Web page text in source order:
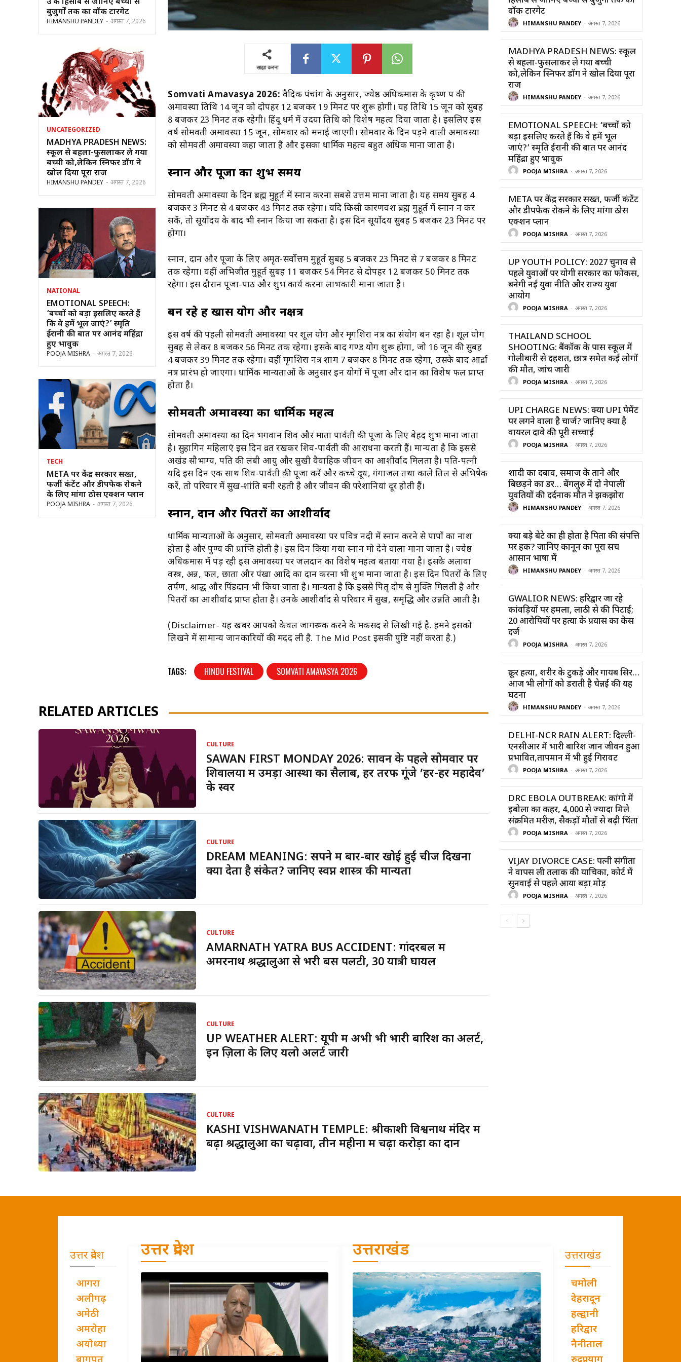
उम्र के हिसाब से जानिए बच्चों से
बुजुर्गों तक का वॉक टारगेट
HIMANSHU PANDEY - अगस्त 7, 2026
UNCATEGORIZED
MADHYA PRADESH NEWS:
स्कूल से बहला-फुसलाकर ले गया
बच्ची को,लेकिन स्निफर डॉग ने
खोल दिया पूरा राज
HIMANSHU PANDEY - अगस्त 7, 2026
NATIONAL
EMOTIONAL SPEECH:
‘बच्चों को बड़ा इसलिए करते हैं
कि वे हमें भूल जाएं?’ स्मृति
ईरानी की बात पर आनंद महिंद्रा
हुए भावुक
POOJA MISHRA - अगस्त 7, 2026
TECH
META पर केंद्र सरकार सख्त,
फर्जी कंटेंट और डीपफेक रोकने
के लिए मांगा ठोस एक्शन प्लान
POOJA MISHRA - अगस्त 7, 2026
साझा करना
Somvati Amavasya 2026: वैदिक पंचांग के अनुसार, ज्येष्ठ अधिकमास के कृष्ण पक्ष की
अमावस्या तिथि 14 जून को दोपहर 12 बजकर 19 मिनट पर शुरू होगी। यह तिथि 15 जून को सुबह
8 बजकर 23 मिनट तक रहेगी। हिंदू धर्म में उदया तिथि को विशेष महत्व दिया जाता है। इसलिए इस
वर्ष सोमवती अमावस्या 15 जून, सोमवार को मनाई जाएगी। सोमवार के दिन पड़ने वाली अमावस्या
को सोमवती अमावस्या कहा जाता है और इसका धार्मिक महत्व बहुत अधिक माना जाता है।
स्नान और पूजा का शुभ समय
सोमवती अमावस्या के दिन ब्रह्म मुहूर्त में स्नान करना सबसे उत्तम माना जाता है। यह समय सुबह 4
बजकर 3 मिनट से 4 बजकर 43 मिनट तक रहेगा। यदि किसी कारणवश ब्रह्म मुहूर्त में स्नान न कर
सकें, तो सूर्योदय के बाद भी स्नान किया जा सकता है। इस दिन सूर्योदय सुबह 5 बजकर 23 मिनट पर
होगा।
स्नान, दान और पूजा के लिए अमृत-सर्वोत्तम मुहूर्त सुबह 5 बजकर 23 मिनट से 7 बजकर 8 मिनट
तक रहेगा। वहीं अभिजीत मुहूर्त सुबह 11 बजकर 54 मिनट से दोपहर 12 बजकर 50 मिनट तक
रहेगा। इस दौरान पूजा-पाठ और शुभ कार्य करना लाभकारी माना जाता है।
बन रहे हैं खास योग और नक्षत्र
इस वर्ष की पहली सोमवती अमावस्या पर शूल योग और मृगशिरा नक्षत्र का संयोग बन रहा है। शूल योग
सुबह से लेकर 8 बजकर 56 मिनट तक रहेगा। इसके बाद गण्ड योग शुरू होगा, जो 16 जून की सुबह
4 बजकर 39 मिनट तक रहेगा। वहीं मृगशिरा नक्षत्र शाम 7 बजकर 8 मिनट तक रहेगा, उसके बाद आर्द्रा
नक्षत्र प्रारंभ हो जाएगा। धार्मिक मान्यताओं के अनुसार इन योगों में पूजा और दान का विशेष फल प्राप्त
होता है।
सोमवती अमावस्या का धार्मिक महत्व
सोमवती अमावस्या का दिन भगवान शिव और माता पार्वती की पूजा के लिए बेहद शुभ माना जाता
है। सुहागिन महिलाएं इस दिन व्रत रखकर शिव-पार्वती की आराधना करती हैं। मान्यता है कि इससे
अखंड सौभाग्य, पति की लंबी आयु और सुखी वैवाहिक जीवन का आशीर्वाद मिलता है। पति-पत्नी
यदि इस दिन एक साथ शिव-पार्वती की पूजा करें और कच्चे दूध, गंगाजल तथा काले तिल से अभिषेक
करें, तो परिवार में सुख-शांति बनी रहती है और जीवन की परेशानियां दूर होती हैं।
स्नान, दान और पितरों का आशीर्वाद
धार्मिक मान्यताओं के अनुसार, सोमवती अमावस्या पर पवित्र नदी में स्नान करने से पापों का नाश
होता है और पुण्य की प्राप्ति होती है। इस दिन किया गया स्नान मोक्ष देने वाला माना जाता है। ज्येष्ठ
अधिकमास में पड़ रही इस अमावस्या पर जलदान का विशेष महत्व बताया गया है। इसके अलावा
वस्त्र, अन्न, फल, छाता और पंखा आदि का दान करना भी शुभ माना जाता है। इस दिन पितरों के लिए
तर्पण, श्राद्ध और पिंडदान भी किया जाता है। मान्यता है कि इससे पितृ दोष से मुक्ति मिलती है और
पितरों का आशीर्वाद प्राप्त होता है। उनके आशीर्वाद से परिवार में सुख, समृद्धि और उन्नति आती है।
(Disclaimer- यह खबर आपको केवल जागरूक करने के मकसद से लिखी गई है. हमने इसको
लिखने में सामान्य जानकारियों की मदद ली है. The Mid Post इसकी पुष्टि नहीं करता है.)
TAGS: HINDU FESTIVAL SOMVATI AMAVASYA 2026
RELATED ARTICLES
CULTURE
SAWAN FIRST MONDAY 2026: सावन के पहले सोमवार पर
शिवालयों में उमड़ा आस्था का सैलाब, हर तरफ गूंजे ‘हर-हर महादेव’
के स्वर
CULTURE
DREAM MEANING: सपने में बार-बार खोई हुई चीज दिखना
क्या देता है संकेत? जानिए स्वप्न शास्त्र की मान्यता
CULTURE
AMARNATH YATRA BUS ACCIDENT: गांदरबल में
अमरनाथ श्रद्धालुओं से भरी बस पलटी, 30 यात्री घायल
CULTURE
UP WEATHER ALERT: यूपी में अभी भी भारी बारिश का अलर्ट,
इन ज़िलों के लिए यलो अलर्ट जारी
CULTURE
KASHI VISHWANATH TEMPLE: श्रीकाशी विश्वनाथ मंदिर में
बढ़ा श्रद्धालुओं का चढ़ावा, तीन महीनों में चढ़ा करोड़ों का दान
वॉक टारगेट
HIMANSHU PANDEY - अगस्त 7, 2026
MADHYA PRADESH NEWS: स्कूल
से बहला-फुसलाकर ले गया बच्ची
को,लेकिन स्निफर डॉग ने खोल दिया पूरा
राज
HIMANSHU PANDEY - अगस्त 7, 2026
EMOTIONAL SPEECH: ‘बच्चों को
बड़ा इसलिए करते हैं कि वे हमें भूल
जाएं?’ स्मृति ईरानी की बात पर आनंद
महिंद्रा हुए भावुक
POOJA MISHRA - अगस्त 7, 2026
META पर केंद्र सरकार सख्त, फर्जी कंटेंट
और डीपफेक रोकने के लिए मांगा ठोस
एक्शन प्लान
POOJA MISHRA - अगस्त 7, 2026
UP YOUTH POLICY: 2027 चुनाव से
पहले युवाओं पर योगी सरकार का फोकस,
बनेगी नई युवा नीति और राज्य युवा
आयोग
POOJA MISHRA - अगस्त 7, 2026
THAILAND SCHOOL
SHOOTING: बैंकॉक के पास स्कूल में
गोलीबारी से दहशत, छात्र समेत कई लोगों
की मौत, जांच जारी
POOJA MISHRA - अगस्त 7, 2026
UPI CHARGE NEWS: क्या UPI पेमेंट
पर लगने वाला है चार्ज? जानिए क्या है
वायरल दावे की पूरी सच्चाई
POOJA MISHRA - अगस्त 7, 2026
शादी का दबाव, समाज के ताने और
बिछड़ने का डर… बेंगलुरु में दो नेपाली
युवतियों की दर्दनाक मौत ने झकझोरा
HIMANSHU PANDEY - अगस्त 7, 2026
क्या बड़े बेटे का ही होता है पिता की संपत्ति
पर हक? जानिए कानून का पूरा सच
आसान भाषा में
HIMANSHU PANDEY - अगस्त 7, 2026
GWALIOR NEWS: हरिद्वार जा रहे
कांवड़ियों पर हमला, लाठी से की पिटाई;
20 आरोपियों पर हत्या के प्रयास का केस
दर्ज
POOJA MISHRA - अगस्त 7, 2026
क्रूर हत्या, शरीर के टुकड़े और गायब सिर…
आज भी लोगों को डराती है चेन्नई की यह
घटना
HIMANSHU PANDEY - अगस्त 7, 2026
DELHI-NCR RAIN ALERT: दिल्ली-
एनसीआर में भारी बारिश जान जीवन हुआ
प्रभावित,तापमान में भी हुई गिरावट
POOJA MISHRA - अगस्त 7, 2026
DRC EBOLA OUTBREAK: कांगो में
इबोला का कहर, 4,000 से ज्यादा मिले
संक्रमित मरीज़, सैकड़ों मौतों से बढ़ी चिंता
POOJA MISHRA - अगस्त 7, 2026
VIJAY DIVORCE CASE: पत्नी संगीता
ने वापस ली तलाक की याचिका, कोर्ट में
सुनवाई से पहले आया बड़ा मोड़
POOJA MISHRA - अगस्त 7, 2026
उत्तर प्रदेश
आगरा
अलीगढ़
अमेठी
अमरोहा
अयोध्या
उत्तर प्रदेश उत्तराखंड उत्तराखंड
चमोली
देहरादून
हल्द्वानी
हरिद्वार
नैनीताल